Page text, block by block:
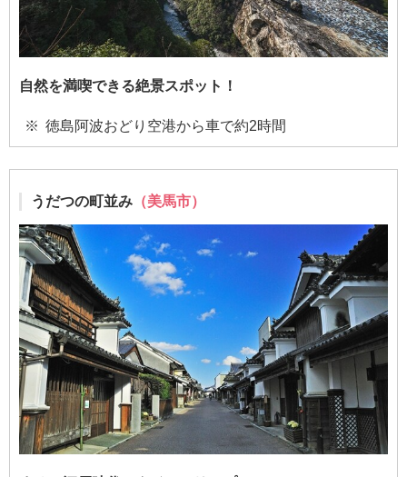
自然を満喫できる絶景スポット！
徳島阿波おどり空港から車で約2時間
うだつの町並み （美馬市）